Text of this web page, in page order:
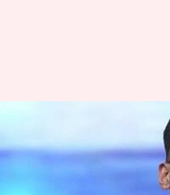
விஜய்
திருட்டு